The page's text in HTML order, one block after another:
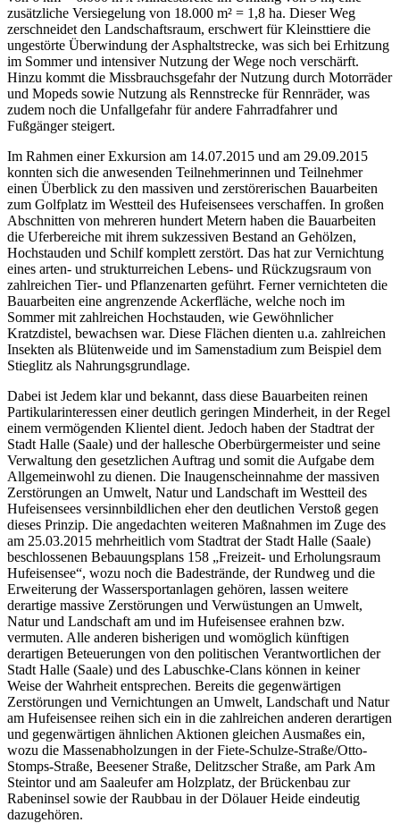
zusätzliche Versiegelung von 18.000 m² = 1,8 ha. Dieser Weg
zerschneidet den Landschaftsraum, erschwert für Kleinsttiere die
ungestörte Überwindung der Asphaltstrecke, was sich bei Erhitzung
im Sommer und intensiver Nutzung der Wege noch verschärft.
Hinzu kommt die Missbrauchsgefahr der Nutzung durch Motorräder
und Mopeds sowie Nutzung als Rennstrecke für Rennräder, was
zudem noch die Unfallgefahr für andere Fahrradfahrer und
Fußgänger steigert.
Im Rahmen einer Exkursion am 14.07.2015 und am 29.09.2015
konnten sich die anwesenden Teilnehmerinnen und Teilnehmer
einen Überblick zu den massiven und zerstörerischen Bauarbeiten
zum Golfplatz im Westteil des Hufeisensees verschaffen. In großen
Abschnitten von mehreren hundert Metern haben die Bauarbeiten
die Uferbereiche mit ihrem sukzessiven Bestand an Gehölzen,
Hochstauden und Schilf komplett zerstört. Das hat zur Vernichtung
eines arten- und strukturreichen Lebens- und Rückzugsraum von
zahlreichen Tier- und Pflanzenarten geführt. Ferner vernichteten die
Bauarbeiten eine angrenzende Ackerfläche, welche noch im
Sommer mit zahlreichen Hochstauden, wie Gewöhnlicher
Kratzdistel, bewachsen war. Diese Flächen dienten u.a. zahlreichen
Insekten als Blütenweide und im Samenstadium zum Beispiel dem
Stieglitz als Nahrungsgrundlage.
Dabei ist Jedem klar und bekannt, dass diese Bauarbeiten reinen
Partikularinteressen einer deutlich geringen Minderheit, in der Regel
einem vermögenden Klientel dient. Jedoch haben der Stadtrat der
Stadt Halle (Saale) und der hallesche Oberbürgermeister und seine
Verwaltung den gesetzlichen Auftrag und somit die Aufgabe dem
Allgemeinwohl zu dienen. Die Inaugenscheinnahme der massiven
Zerstörungen an Umwelt, Natur und Landschaft im Westteil des
Hufeisensees versinnbildlichen eher den deutlichen Verstoß gegen
dieses Prinzip. Die angedachten weiteren Maßnahmen im Zuge des
am 25.03.2015 mehrheitlich vom Stadtrat der Stadt Halle (Saale)
beschlossenen Bebauungsplans 158 „Freizeit- und Erholungsraum
Hufeisensee“, wozu noch die Badestrände, der Rundweg und die
Erweiterung der Wassersportanlagen gehören, lassen weitere
derartige massive Zerstörungen und Verwüstungen an Umwelt,
Natur und Landschaft am und im Hufeisensee erahnen bzw.
vermuten. Alle anderen bisherigen und womöglich künftigen
derartigen Beteuerungen von den politischen Verantwortlichen der
Stadt Halle (Saale) und des Labuschke-Clans können in keiner
Weise der Wahrheit entsprechen. Bereits die gegenwärtigen
Zerstörungen und Vernichtungen an Umwelt, Landschaft und Natur
am Hufeisensee reihen sich ein in die zahlreichen anderen derartigen
und gegenwärtigen ähnlichen Aktionen gleichen Ausmaßes ein,
wozu die Massenabholzungen in der Fiete-Schulze-Straße/Otto-
Stomps-Straße, Beesener Straße, Delitzscher Straße, am Park Am
Steintor und am Saaleufer am Holzplatz, der Brückenbau zur
Rabeninsel sowie der Raubbau in der Dölauer Heide eindeutig
dazugehören.